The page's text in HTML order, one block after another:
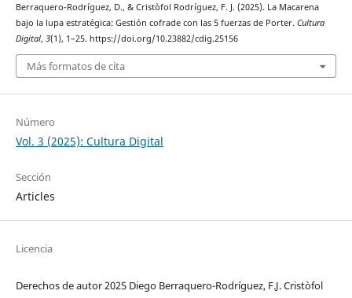
Berraquero-Rodríguez, D., & Cristòfol Rodríguez, F. J. (2025). La Macarena
bajo la lupa estratégica: Gestión cofrade con las 5 fuerzas de Porter. Cultura
Digital, 3(1), 1–25. https://doi.org/10.23882/cdig.25156
Más formatos de cita
Número
Vol. 3 (2025): Cultura Digital
Sección
Articles
Licencia
Derechos de autor 2025 Diego Berraquero-Rodríguez, F.J. Cristòfol